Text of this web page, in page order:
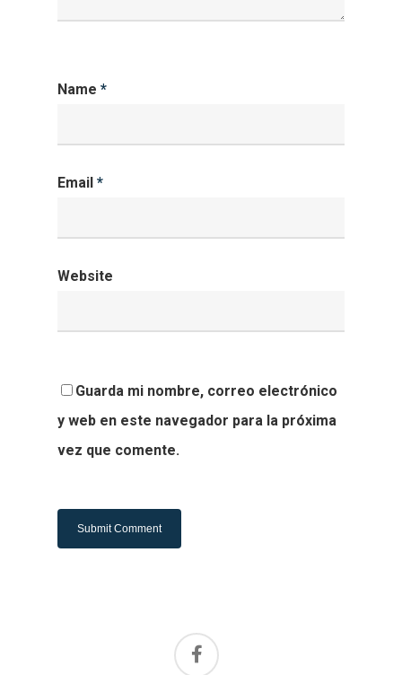
Name *
Email *
Website
Guarda mi nombre, correo electrónico
y web en este navegador para la próxima
vez que comente.